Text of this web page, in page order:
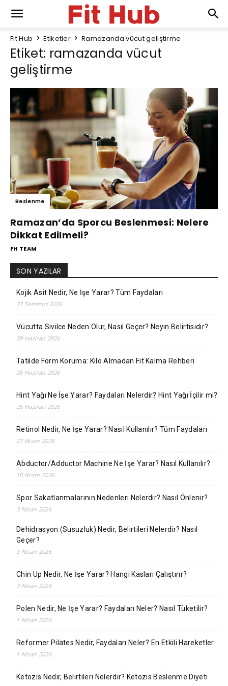
Fit Hub Etiketler Ramazanda vücut geliştirme
Etiket: ramazanda vücut
geliştirme
Beslenme
Ramazan’da Sporcu Beslenmesi: Nelere
Dikkat Edilmeli?
FH TEAM
SON YAZILAR
Kojik Asit Nedir, Ne İşe Yarar? Tüm Faydaları
22 Temmuz 2026
Vücutta Sivilce Neden Olur, Nasıl Geçer? Neyin Belirtisidir?
29 Haziran 2026
Tatilde Form Koruma: Kilo Almadan Fit Kalma Rehberi
26 Haziran 2026
Hint Yağı Ne İşe Yarar? Faydaları Nelerdir? Hint Yağı İçilir mi?
26 Haziran 2026
Retinol Nedir, Ne İşe Yarar? Nasıl Kullanılır? Tüm Faydaları
27 Nisan 2026
Abductor/Adductor Machine Ne İşe Yarar? Nasıl Kullanılır?
10 Nisan 2026
Spor Sakatlanmalarının Nedenleri Nelerdir? Nasıl Önlenir?
3 Nisan 2026
Dehidrasyon (Susuzluk) Nedir, Belirtileri Nelerdir? Nasıl
Geçer?
3 Nisan 2026
Chin Up Nedir, Ne İşe Yarar? Hangi Kasları Çalıştırır?
3 Nisan 2026
Polen Nedir, Ne İşe Yarar? Faydaları Neler? Nasıl Tüketilir?
1 Nisan 2026
Reformer Pilates Nedir, Faydaları Neler? En Etkili Hareketler
1 Nisan 2026
Ketozis Nedir, Belirtileri Nelerdir? Ketozis Beslenme Diyeti